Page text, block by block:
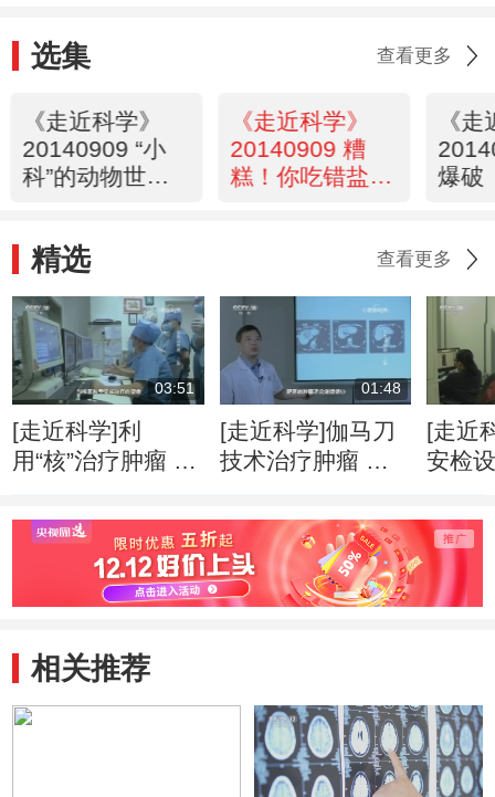
选集 查看更多
《走近科学》
20140909 “小
科”的动物世界
《走近科学》
20140909 糟
糕！你吃错盐
《
爆破
精选 查看更多
03:51
[走近科学]利
用“核”治疗肿瘤 是
程碑
01:48
[走近科学]伽马刀
技术治疗肿瘤 精
感染
[走近
安检
可
相关推荐